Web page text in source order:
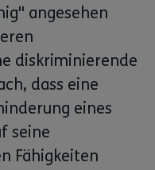
angesehen
diskriminierende
dass eine
eines
seine
Fähigkeiten